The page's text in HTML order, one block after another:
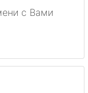
с Вами